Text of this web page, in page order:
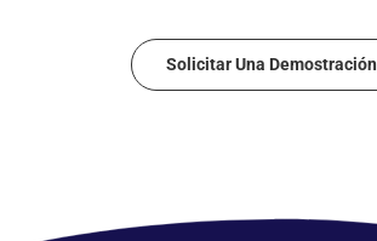
Solicitar Una Demostración